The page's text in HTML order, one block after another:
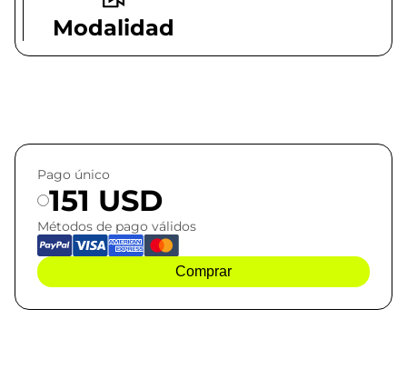
Modalidad
Pago único
151 USD
Métodos de pago válidos
Comprar